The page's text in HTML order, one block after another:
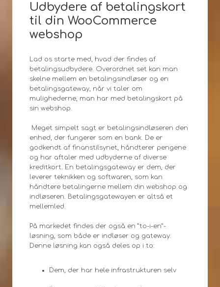
Udbydere af betalingskort
til din WooCommerce
webshop
Lad os starte med, hvad der findes af
betalingsudbydere. Overordnet set kan man
skelne mellem en betalingsindløser og en
betalingsgateway, når vi taler om
mulighederne, man har med betalingskort på
sin webshop.
Meget simpelt sagt er betalingsindløseren den
enhed, der fungerer som en bank. De er
godkendt af finanstilsynet, håndterer pengene
og har aftaler med udbyderne af diverse
kreditkort. En betalingsgateway er dem, der
leverer teknikken og softwaren, som kan
håndtere betalingerne mellem din webshop og
indløseren. Betalingsgatewayen er altså et
mellemled.
På markedet findes der også en ”to-i-en”-
løsning, som både er indløser og gateway.
Denne løsning kan også deles op i to:
Dem, der har hele infrastrukturen selv